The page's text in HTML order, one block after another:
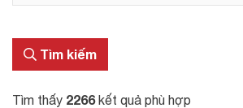
Tìm kiếm
Tìm thấy 2266kết quả phù hợp